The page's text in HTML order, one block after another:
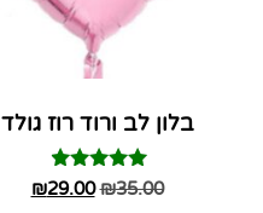
בלון לב ורוד רוז גולד
דורג
4.75
₪35.00
₪29.00